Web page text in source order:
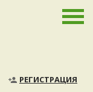
РЕГИСТРАЦИЯ